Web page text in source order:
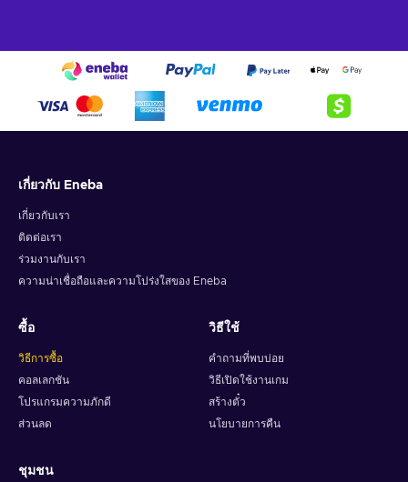
เกี่ยวกับ Eneba
เกี่ยวกับเรา
ติดต่อเรา
ร่วมงานกับเรา
ความน่าเชื่อถือและความโปร่งใสของ Eneba
ซื้อ
วิธีการซื้อ
คอลเลกชัน
โปรแกรมความภักดี
ส่วนลด
วิธีใช้
คำถามที่พบบ่อย
วิธีเปิดใช้งานเกม
สร้างตั๋ว
นโยบายการคืน
ชุมชน